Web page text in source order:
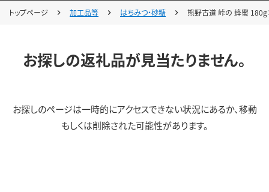
トップページ 加工品等 はちみつ・砂糖 熊野古道 峠の 蜂蜜
お探しの返礼品が見当たりません。
お探しのページは一時的にアクセスできない状況にあるか、移動
もしくは削除された可能性があります。